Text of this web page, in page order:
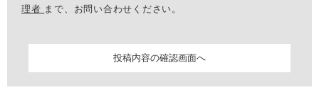
理者 まで、お問い合わせください。